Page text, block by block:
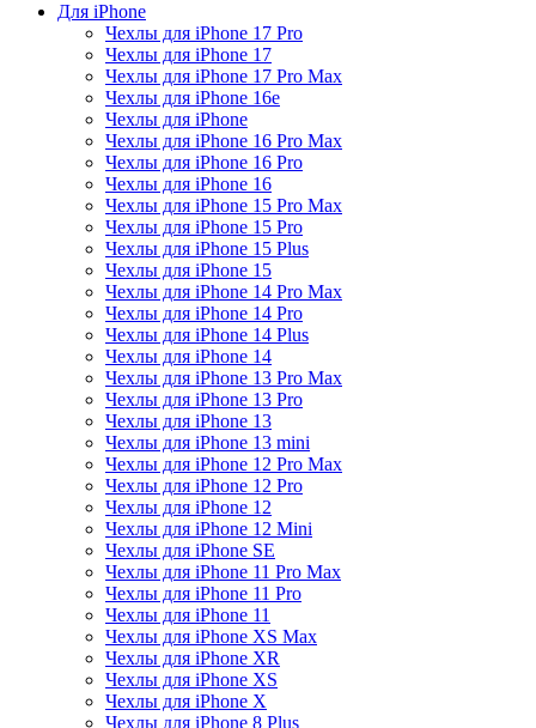
Для iPhone
Чехлы для iPhone 17 Pro
Чехлы для iPhone 17
Чехлы для iPhone 17 Pro Max
Чехлы для iPhone 16e
Чехлы для iPhone
Чехлы для iPhone 16 Pro Max
Чехлы для iPhone 16 Pro
Чехлы для iPhone 16
Чехлы для iPhone 15 Pro Max
Чехлы для iPhone 15 Pro
Чехлы для iPhone 15 Plus
Чехлы для iPhone 15
Чехлы для iPhone 14 Pro Max
Чехлы для iPhone 14 Pro
Чехлы для iPhone 14 Plus
Чехлы для iPhone 14
Чехлы для iPhone 13 Pro Max
Чехлы для iPhone 13 Pro
Чехлы для iPhone 13
Чехлы для iPhone 13 mini
Чехлы для iPhone 12 Pro Max
Чехлы для iPhone 12 Pro
Чехлы для iPhone 12
Чехлы для iPhone 12 Mini
Чехлы для iPhone SE
Чехлы для iPhone 11 Pro Max
Чехлы для iPhone 11 Pro
Чехлы для iPhone 11
Чехлы для iPhone XS Max
Чехлы для iPhone XR
Чехлы для iPhone XS
Чехлы для iPhone X
Чехлы для iPhone 8 Plus